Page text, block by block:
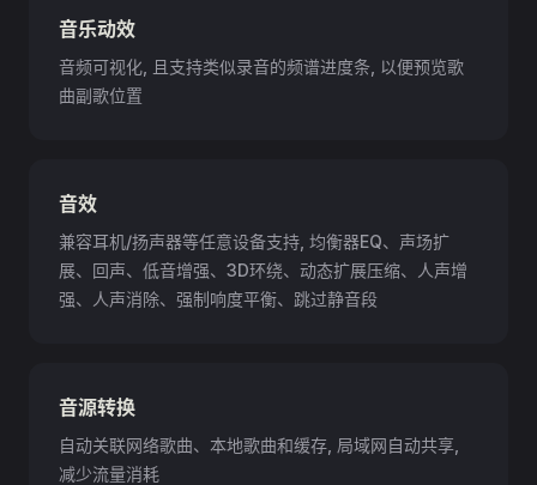
音乐动效
音频可视化, 且支持类似录音的频谱进度条, 以便预览歌
曲副歌位置
音效
兼容耳机/扬声器等任意设备支持, 均衡器EQ、声场扩
展、回声、低音增强、3D环绕、动态扩展压缩、人声增
强、人声消除、强制响度平衡、跳过静音段
音源转换
自动关联网络歌曲、本地歌曲和缓存, 局域网自动共享,
减少流量消耗